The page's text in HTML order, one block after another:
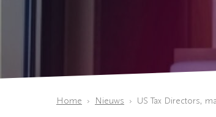
Home Nieuws US Tax Directors,